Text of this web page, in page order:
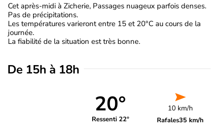
Cet après-midi à Zicherie, Passages nuageux parfois denses.
Pas de précipitations.
Les températures varieront entre 15 et 20°C au cours de la
journée.
La fiabilité de la situation est très bonne.
De 15h à 18h
20°
Ressenti 22°
10 km/h
Rafales35 km/h